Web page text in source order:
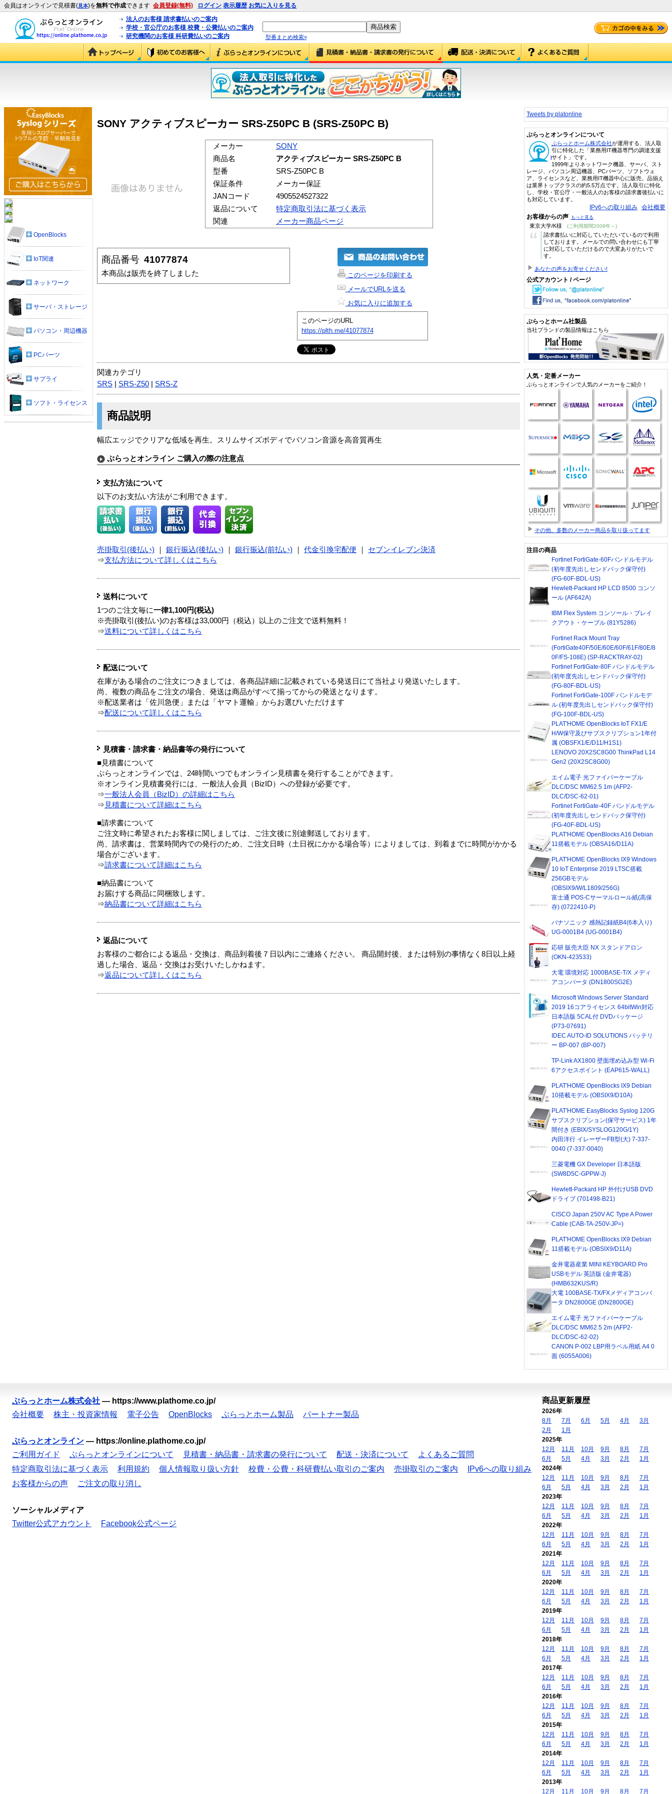
会員はオンラインで見積書(見本)を無料で作成できます 会員登録(無料) ログイン 表示履歴 お気に入りを見る
法人のお客様 請求書払いのご案内
学校・官公庁のお客様 校費・公費払いのご案内
研究機関のお客様 科研費払いのご案内
型番まとめ検索»
SONY アクティブスピーカー SRS-Z50PC B (SRS-Z50PC B)
メーカー
SONY
商品名
アクティブスピーカー SRS-Z50PC B
型番
SRS-Z50PC B
保証条件
メーカー保証
JANコード
4905524527322
返品について
特定商取引法に基づく表示
関連
メーカー商品ページ
商品番号 41077874
本商品は販売を終了しました
このページを印刷する
メールでURLを送る
お気に入りに追加する
このページのURL
https://plth.me/41077874
関連カテゴリ
SRS
SRS-Z50 SRS-Z
商品説明
幅広エッジでクリアな低域を再生。スリムサイズボディでパソコン音源を高音質再生
ぷらっとオンライン ご購入の際の注意点
支払方法について
以下のお支払い方法がご利用できます。
売掛取引(後払い) 銀行振込(後払い) 銀行振込(前払い) 代金引換宅配便
セブンイレブン決済
⇒支払方法について詳しくはこちら
送料について
1つのご注文毎に一律1,100円(税込)
※売掛取引(後払い)のお客様は33,000円（税込）以上のご注文で送料無料！
⇒送料について詳しくはこちら
配送について
在庫がある場合のご注文につきましては、各商品詳細に記載されている発送日にて当社より発送いたします。
尚、複数の商品をご注文の場合、発送は商品がすべて揃ってからの発送となります。
※配送業者は「佐川急便」または「ヤマト運輸」からお選びいただけます
⇒配送について詳しくはこちら
見積書・請求書・納品書等の発行について
■見積書について
ぷらっとオンラインでは、24時間いつでもオンライン見積書を発行することができます。
※オンライン見積書発行には、一般法人会員（BizID）への登録が必要です。
⇒一般法人会員（BizID）の詳細はこちら
⇒ 見積書について詳細はこちら
■請求書について
ご注文時に希望されたお客様に関しましては、ご注文後に別途郵送しております。
尚、請求書は、営業時間内での発行のため、ご注文日時（土日祝にかかる場合等）によりましては、到着までに時間がかかる
場合がございます。
⇒請求書について詳細はこちら
■納品書について
お届けする商品に同梱致します。
⇒納品書について詳細はこちら
返品について
お客様のご都合による返品・交換は、商品到着後７日以内にご連絡ください。 商品開封後、または特別の事情なく8日以上経
過した場合、返品・交換はお受けいたしかねます。
⇒返品について詳しくはこちら
OpenBlocks
IoT関連
ネットワーク
サーバ・ストレージ
パソコン・周辺機器
PCパーツ
サプライ
ソフト・ライセンス
Tweets by platonline
ぷらっとオンラインについて
ぷらっとホーム株式会社が運用する、法人取
引に特化した「業務用IT機器専門の調達支援
サイト」です。
1999年よりネットワーク機器、サーバ、スト
レージ、パソコン周辺機器、PCパーツ、ソフトウェ
ア、ライセンスなど、業務用IT機器中心に販売。品揃え
は業界トップクラスの約5.5万点です。法人取引に特化
し、学校・官公庁・一般法人のお客様の請求書後払いに
も対応しています。
IPv6への取り組み 会社概要
お客様からの声 もっと見る
東京大学/K様 (ご利用期間2009年～)
“
請求書払いに対応していただいているので利用
しております。メールでの問い合わせにも丁寧
に対応していただけるので大変ありがたいで
す。
あなたの声をお寄せください!
公式アカウント / ページ
ぷらっとホーム社製品
当社ブランドの製品情報はこちら
人気・定番メーカー
ぷらっとオンラインで人気のメーカーをご紹介！
その他、多数のメーカー商品を取り扱ってます
注目の商品
Fortinet FortiGate-60Fバンドルモデル
(初年度先出しセンドバック保守付)
(FG-60F-BDL-US)
Hewlett-Packard HP LCD 8500 コンソ
ール (AF642A)
IBM Flex System コンソール・ブレイ
クアウト・ケーブル (81Y5286)
Fortinet Rack Mount Tray
(FortiGate40F/50E/60E/60F/61F/80E/8
0F/FS-108E) (SP-RACKTRAY-02)
Fortinet FortiGate-80F バンドルモデル
(初年度先出しセンドバック保守付)
(FG-80F-BDL-US)
Fortinet FortiGate-100F バンドルモデ
ル (初年度先出しセンドバック保守付)
(FG-100F-BDL-US)
PLAT'HOME OpenBlocks IoT FX1/E
H/W保守及びサブスクリプション1年付
属 (OBSFX1/E/D11/H1S1)
LENOVO 20X2SC8G00 ThinkPad L14
Gen2 (20X2SC8G00)
エイム電子 光ファイバーケーブル
DLC/DSC MM62.5 1m (AFP2-
DLC/DSC-62-01)
Fortinet FortiGate-40F バンドルモデル
(初年度先出しセンドバック保守付)
(FG-40F-BDL-US)
PLAT'HOME OpenBlocks A16 Debian
11搭載モデル (OBSA16/D11A)
PLAT'HOME OpenBlocks IX9 Windows
10 IoT Enterprise 2019 LTSC搭載
256GBモデル
(OBSIX9/W/L1809/256G)
富士通 POS-Cサーマルロール紙(高保
存) (0722410-P)
パナソニック 感熱記録紙B4(6本入り)
UG-0001B4 (UG-0001B4)
応研 販売大臣 NX スタンドアロン
(OKN-423533)
大電 環境対応 1000BASE-T/X メディ
アコンバータ (DN1800SG2E)
Microsoft Windows Server Standard
2019 16コアライセンス 64bitWin対応
日本語版 5CAL付 DVDパッケージ
(P73-07691)
IDEC AUTO-ID SOLUTIONS バッテリ
ー BP-007 (BP-007)
TP-Link AX1800 壁面埋め込み型 Wi-Fi
6アクセスポイント (EAP615-WALL)
PLAT'HOME OpenBlocks IX9 Debian
10搭載モデル (OBSIX9/D10A)
PLAT'HOME EasyBlocks Syslog 120G
サブスクリプション(保守サービス) 1年
間付き (EBIX/SYSLOG120G/1Y)
内田洋行 イレーザーFB型(大) 7-337-
0040 (7-337-0040)
三菱電機 GX Developer 日本語版
(SW8D5C-GPPW-J)
Hewlett-Packard HP 外付けUSB DVD
ドライブ (701498-B21)
CISCO Japan 250V AC Type A Power
Cable (CAB-TA-250V-JP=)
PLAT'HOME OpenBlocks IX9 Debian
11搭載モデル (OBSIX9/D11A)
金井電器産業 MINI KEYBOARD Pro
USBモデル 英語版 (金井電器)
(HMB632KUS/R)
大電 100BASE-TX/FXメディアコンバ
ータ DN2800GE (DN2800GE)
エイム電子 光ファイバーケーブル
DLC/DSC MM62.5 2m (AFP2-
DLC/DSC-62-02)
CANON P-002 LBP用ラベル用紙 A4 0
面 (6055A006)
ぷらっとホーム株式会社 — https://www.plathome.co.jp/
会社概要
株主・投資家情報 電子公告 OpenBlocks ぷらっとホーム製品 パートナー製品
ぷらっとオンライン — https://online.plathome.co.jp/
ご利用ガイド
ぷらっとオンラインについて 見積書・納品書・請求書の発行について 配送・決済について
よくあるご質問
特定商取引法に基づく表示
利用規約 個人情報取り扱い方針 校費・公費・科研費払い取引のご案内 売掛取引のご案内
IPv6への取り組み
お客様からの声
ご注文の取り消し
ソーシャルメディア
Twitter公式アカウント
Facebook公式ページ
商品更新履歴
2026年
8月
7月 6月 5月 4月
3月
2月
1月
2025年
12月
11月 10月 9月 8月
7月
6月
5月 4月 3月 2月
1月
2024年
12月
11月 10月 9月 8月
7月
6月
5月 4月 3月 2月
1月
2023年
12月
11月 10月 9月 8月
7月
6月
5月 4月 3月 2月
1月
2022年
12月
11月 10月 9月 8月
7月
6月
5月 4月 3月 2月
1月
2021年
12月
11月 10月 9月 8月
7月
6月
5月 4月 3月 2月
1月
2020年
12月
11月 10月 9月 8月
7月
6月
5月 4月 3月 2月
1月
2019年
12月
11月 10月 9月 8月
7月
6月
5月 4月 3月 2月
1月
2018年
12月
11月 10月 9月 8月
7月
6月
5月 4月 3月 2月
1月
2017年
12月
11月 10月 9月 8月
7月
6月
5月 4月 3月 2月
1月
2016年
12月
11月 10月 9月 8月
7月
6月
5月 4月 3月 2月
1月
2015年
12月
11月 10月 9月 8月
7月
6月
5月 4月 3月 2月
1月
2014年
12月
11月 10月 9月 8月
7月
6月
5月 4月 3月 2月
1月
2013年
12月
11月 10月 9月 8月 7月